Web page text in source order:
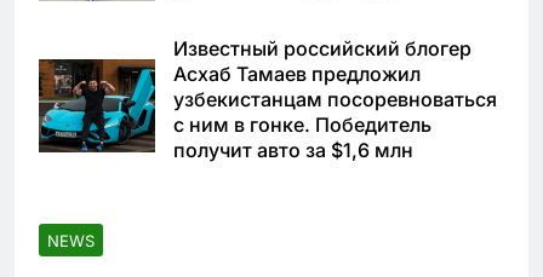
Известный российский блогер
Асхаб Тамаев предложил
узбекистанцам посоревноваться
с ним в гонке. Победитель
получит авто за $1,6 млн
NEWS